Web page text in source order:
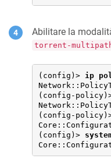
Abilitare la
torrent-
(config)> ip
(config-
(config-
(config)>